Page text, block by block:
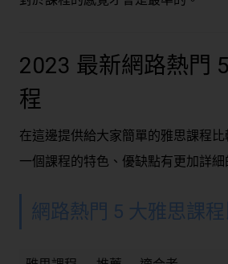
2023 最新網路熱門
程
在這邊提供給大家簡單的雅思課程
一個課程的特色、優缺點有更加詳細
網路熱門 5 大雅思課